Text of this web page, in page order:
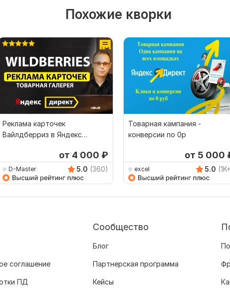
Похожие кворки
Реклама карточек
Вайлдберриз в Яндекс
от 4 000 ₽
D-Master 5.0 (360)
Товарная кампания -
конверсии по 0р
от 5 000
excel 5.0
соглашение
ПД
Сообщество
Блог
Партнерская программа
Кейсы